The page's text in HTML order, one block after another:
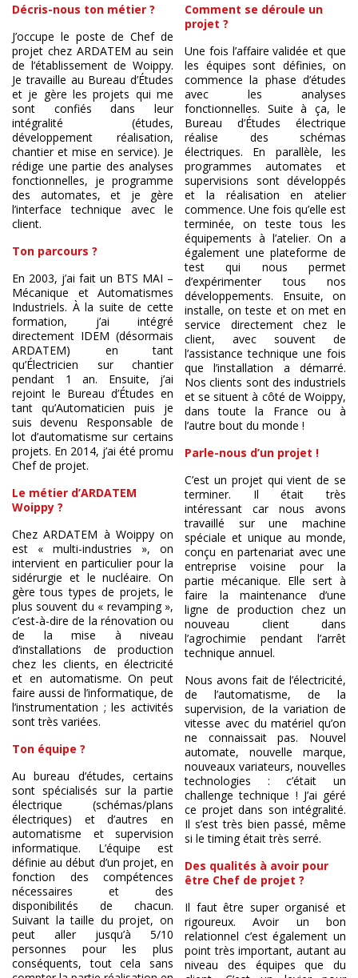
Décris-nous ton métier ?
J’occupe le poste de Chef de
projet chez ARDATEM au sein
de l’établissement de Woippy.
Je travaille au Bureau d’Études
et je gère les projets qui me
sont confiés dans leur
intégralité (études,
développement réalisation,
chantier et mise en service). Je
rédige une partie des analyses
fonctionnelles, je programme
des automates, et je gère
l’interface technique avec le
client.
Ton parcours ?
En 2003, j’ai fait un BTS MAI –
Mécanique et Automatismes
Industriels. À la suite de cette
formation, j’ai intégré
directement IDEM (désormais
ARDATEM) en tant
qu’Électricien sur chantier
pendant 1 an. Ensuite, j’ai
rejoint le Bureau d’Études en
tant qu’Automaticien puis je
suis devenu Responsable de
lot d’automatisme sur certains
projets. En 2014, j’ai été promu
Chef de projet.
Le métier d’ARDATEM
Woippy ?
Chez ARDATEM à Woippy on
est « multi-industries », on
intervient en particulier pour la
sidérurgie et le nucléaire. On
gère tous types de projets, le
plus souvent du « revamping »,
c’est-à-dire de la rénovation ou
de la mise à niveau
d’installations de production
chez les clients, en électricité
et en automatisme. On peut
faire aussi de l’informatique, de
l’instrumentation ; les activités
sont très variées.
Ton équipe ?
Au bureau d’études, certains
sont spécialisés sur la partie
électrique (schémas/plans
électriques) et d’autres en
automatisme et supervision
informatique. L’équipe est
définie au début d’un projet, en
fonction des compétences
nécessaires et des
disponibilités de chacun.
Suivant la taille du projet, on
peut aller jusqu’à 5/10
personnes pour les plus
conséquents, tout cela sans
Comment se déroule un
projet ?
Une fois l’affaire validée et que
les équipes sont définies, on
commence la phase d’études
avec les analyses
fonctionnelles. Suite à ça, le
Bureau d’Études électrique
réalise des schémas
électriques. En parallèle, les
programmes automates et
supervisions sont développés
et la réalisation en atelier
commence. Une fois qu’elle est
terminée, on teste tous les
équipements à l’atelier. On a
également une plateforme de
test qui nous permet
d’expérimenter tous nos
développements. Ensuite, on
installe, on teste et on met en
service directement chez le
client, avec souvent de
l’assistance technique une fois
que l’installation a démarré.
Nos clients sont des industriels
et se situent à côté de Woippy,
dans toute la France ou à
l’autre bout du monde !
Parle-nous d’un projet !
C’est un projet qui vient de se
terminer. Il était très
intéressant car nous avons
travaillé sur une machine
spéciale et unique au monde,
conçu en partenariat avec une
entreprise voisine pour la
partie mécanique. Elle sert à
faire la maintenance d’une
ligne de production chez un
nouveau client dans
l’agrochimie pendant l’arrêt
technique annuel.
Nous avons fait de l’électricité,
de l’automatisme, de la
supervision, de la variation de
vitesse avec du matériel qu’on
ne connaissait pas. Nouvel
automate, nouvelle marque,
nouveaux variateurs, nouvelles
technologies : c’était un
challenge technique ! J’ai géré
ce projet dans son intégralité.
Il s’est très bien passé, même
si le timing était très serré.
Des qualités à avoir pour
être Chef de projet ?
Il faut être super organisé et
rigoureux. Avoir un bon
relationnel c’est également un
point très important, autant au
niveau des équipes que du